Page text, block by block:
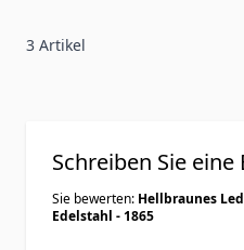
3 Artikel
Schreiben Sie
Sie bewerten: Hellbraunes
Edelstahl - 1865